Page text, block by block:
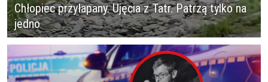
Chłopiec przyłapany. Ujęcia z Tatr. Patrzą tylko na
jedno